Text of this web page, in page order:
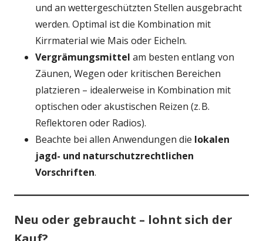
und an wettergeschützten Stellen ausgebracht
werden. Optimal ist die Kombination mit
Kirrmaterial wie Mais oder Eicheln.
Vergrämungsmittel am besten entlang von
Zäunen, Wegen oder kritischen Bereichen
platzieren – idealerweise in Kombination mit
optischen oder akustischen Reizen (z. B.
Reflektoren oder Radios).
Beachte bei allen Anwendungen die lokalen
jagd- und naturschutzrechtlichen
Vorschriften.
Neu oder gebraucht – lohnt sich der